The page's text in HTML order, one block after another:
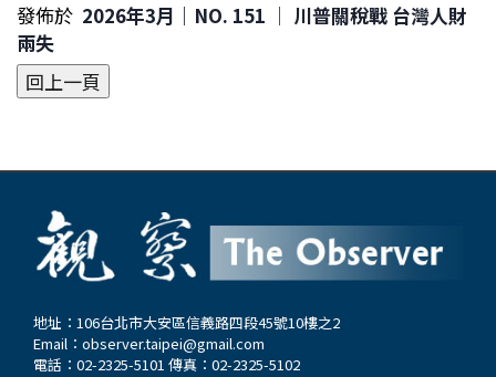
發佈於 2026年3月｜NO. 151 │ 川普關稅戰 台灣人財
兩失
地址：106台北市大安區信義路四段45號10樓之2
Email： observer.taipei@gmail.com
電話：02-2325-5101 傳真：02-2325-5102